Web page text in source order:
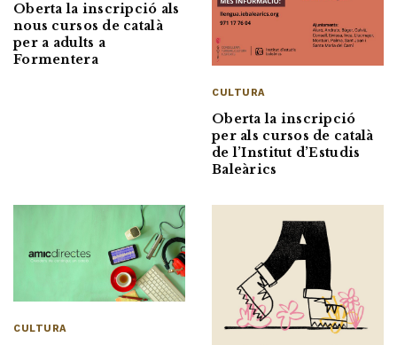
Oberta la inscripció als
nous cursos de català
per a adults a
Formentera
CULTURA
Oberta la inscripció
per als cursos de català
de l’Institut d’Estudis
Baleàrics
CULTURA